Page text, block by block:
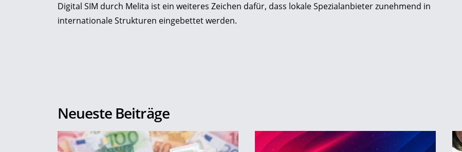
Digital SIM durch Melita ist ein weiteres Zeichen dafür, dass lokale Spezialanbieter zunehmend in
internationale Strukturen eingebettet werden.
Neueste Beiträge